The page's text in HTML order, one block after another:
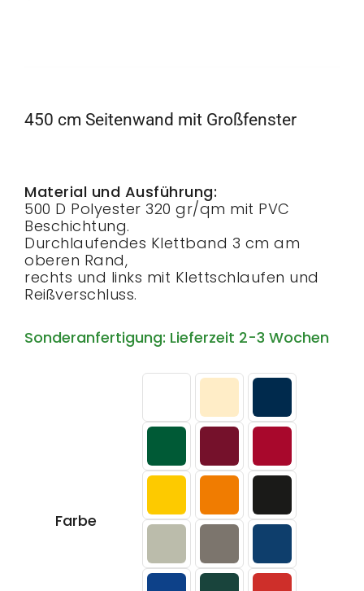
450 cm Seitenwand mit Großfenster
Material und Ausführung:
500 D Polyester 320 gr/qm mit PVC
Beschichtung.
Durchlaufendes Klettband 3 cm am
oberen Rand,
rechts und links mit Klettschlaufen und
Reißverschluss.
Sonderanfertigung: Lieferzeit 2-3 Wochen
Farbe